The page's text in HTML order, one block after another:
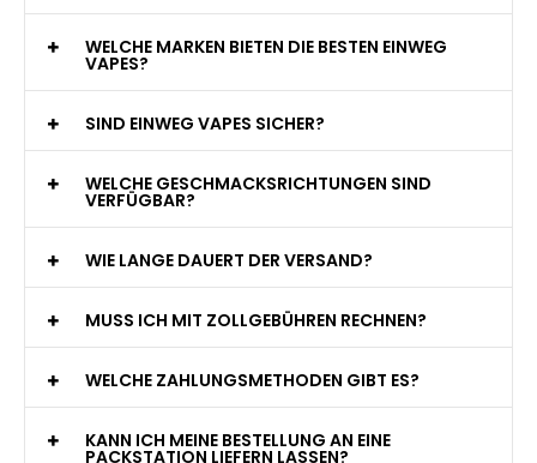
WELCHE MARKEN BIETEN DIE BESTEN EINWEG
VAPES?
SIND EINWEG VAPES SICHER?
WELCHE GESCHMACKSRICHTUNGEN SIND
VERFÜGBAR?
WIE LANGE DAUERT DER VERSAND?
MUSS ICH MIT ZOLLGEBÜHREN RECHNEN?
WELCHE ZAHLUNGSMETHODEN GIBT ES?
KANN ICH MEINE BESTELLUNG AN EINE
PACKSTATION LIEFERN LASSEN?